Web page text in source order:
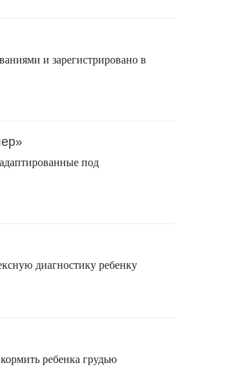
и зарегистрировано в
под
диагностику ребенку
ребенка грудью